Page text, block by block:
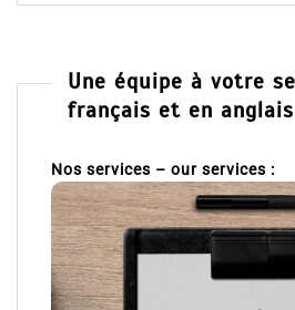
Une équipe à votre
français et en anglais
Nos services – our services :